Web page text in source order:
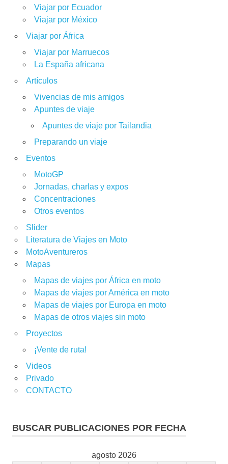
Viajar por Ecuador
Viajar por México
Viajar por África
Viajar por Marruecos
La España africana
Artículos
Vivencias de mis amigos
Apuntes de viaje
Apuntes de viaje por Tailandia
Preparando un viaje
Eventos
MotoGP
Jornadas, charlas y expos
Concentraciones
Otros eventos
Slider
Literatura de Viajes en Moto
MotoAventureros
Mapas
Mapas de viajes por África en moto
Mapas de viajes por América en moto
Mapas de viajes por Europa en moto
Mapas de otros viajes sin moto
Proyectos
¡Vente de ruta!
Videos
Privado
CONTACTO
BUSCAR PUBLICACIONES POR FECHA
agosto 2026